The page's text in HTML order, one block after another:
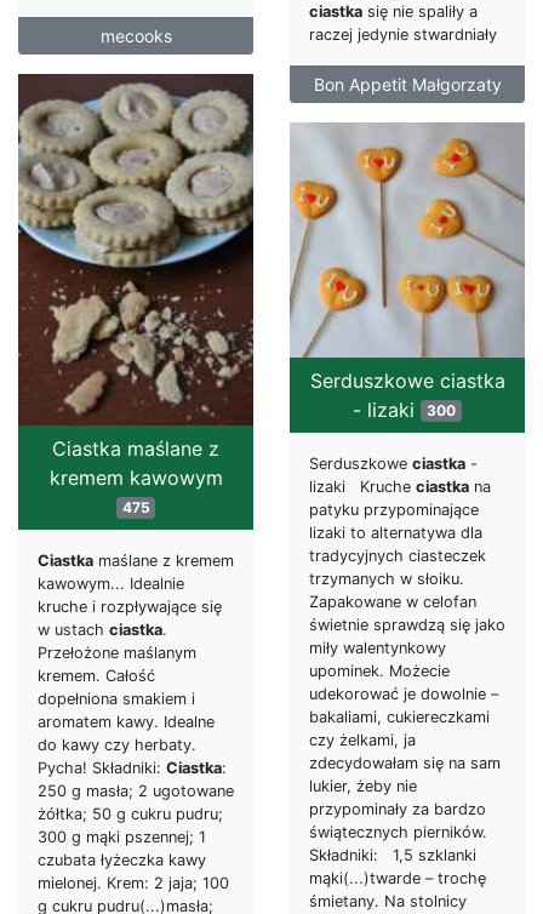
mecooks
ciastka się nie spaliły a
raczej jedynie stwardniały
Bon Appetit Małgorzaty
Ciastka maślane z
kremem kawowym
475
Ciastka maślane z kremem
kawowym... Idealnie
kruche i rozpływające się
w ustach ciastka.
Przełożone maślanym
kremem. Całość
dopełniona smakiem i
aromatem kawy. Idealne
do kawy czy herbaty.
Pycha! Składniki: Ciastka:
250 g masła; 2 ugotowane
żółtka; 50 g cukru pudru;
300 g mąki pszennej; 1
czubata łyżeczka kawy
mielonej. Krem: 2 jaja; 100
g cukru pudru(...)masła;
Serduszkowe ciastka
- lizaki 300
Serduszkowe ciastka -
lizaki Kruche ciastka na
patyku przypominające
lizaki to alternatywa dla
tradycyjnych ciasteczek
trzymanych w słoiku.
Zapakowane w celofan
świetnie sprawdzą się jako
miły walentynkowy
upominek. Możecie
udekorować je dowolnie –
bakaliami, cukiereczkami
czy żelkami, ja
zdecydowałam się na sam
lukier, żeby nie
przypominały za bardzo
świątecznych pierników.
Składniki: 1,5 szklanki
mąki(...)twarde – trochę
śmietany. Na stolnicy